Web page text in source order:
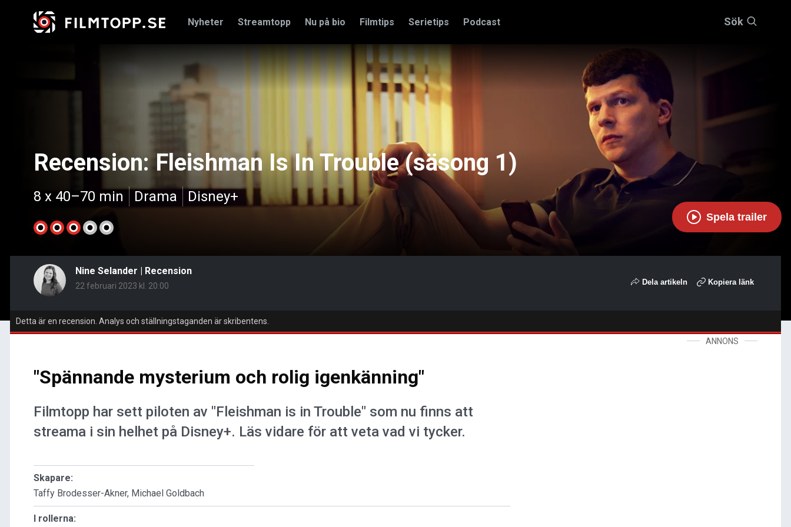
Nyheter Streamtopp Nu på bio Filmtips Serietips Podcast Sök
Recension: Fleishman Is In Trouble (säsong 1)
8 x 40–70 min Drama Disney+
Spela trailer
Nine Selander | Recension
22 februari 2023 kl. 20:00 Dela artikeln Kopiera länk
Detta är en recension. Analys och ställningstaganden är skribentens.
"Spännande mysterium och rolig igenkänning"
Filmtopp har sett piloten av "Fleishman is in Trouble" som nu finns att
streama i sin helhet på Disney+. Läs vidare för att veta vad vi tycker.
Skapare:
Taffy Brodesser-Akner, Michael Goldbach
I rollerna:
ANNONS